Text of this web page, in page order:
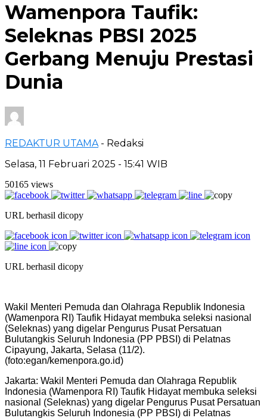
Wamenpora Taufik:
Seleknas PBSI 2025
Gerbang Menuju Prestasi
Dunia
REDAKTUR UTAMA - Redaksi
Selasa, 11 Februari 2025 - 15:41 WIB
50165 views
URL berhasil dicopy
URL berhasil dicopy
Wakil Menteri Pemuda dan Olahraga Republik Indonesia
(Wamenpora RI) Taufik Hidayat membuka seleksi nasional
(Seleknas) yang digelar Pengurus Pusat Persatuan
Bulutangkis Seluruh Indonesia (PP PBSI) di Pelatnas
Cipayung, Jakarta, Selasa (11/2).
(foto:egan/kemenpora.go.id)
Jakarta: Wakil Menteri Pemuda dan Olahraga Republik
Indonesia (Wamenpora RI) Taufik Hidayat membuka seleksi
nasional (Seleknas) yang digelar Pengurus Pusat Persatuan
Bulutangkis Seluruh Indonesia (PP PBSI) di Pelatnas